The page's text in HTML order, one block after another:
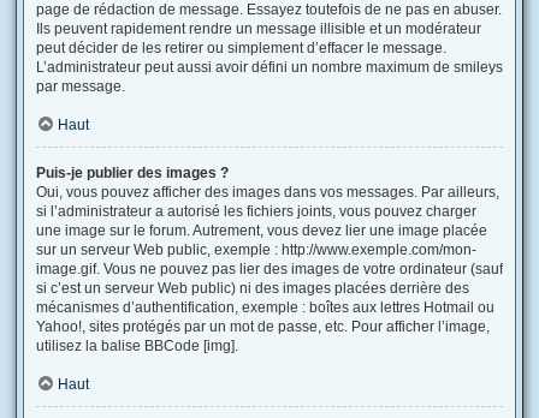
page de rédaction de message. Essayez toutefois de ne pas en abuser.
Ils peuvent rapidement rendre un message illisible et un modérateur
peut décider de les retirer ou simplement d’effacer le message.
L’administrateur peut aussi avoir défini un nombre maximum de smileys
par message.
Haut
Puis-je publier des images ?
Oui, vous pouvez afficher des images dans vos messages. Par ailleurs,
si l’administrateur a autorisé les fichiers joints, vous pouvez charger
une image sur le forum. Autrement, vous devez lier une image placée
sur un serveur Web public, exemple : http://www.exemple.com/mon-
image.gif. Vous ne pouvez pas lier des images de votre ordinateur (sauf
si c’est un serveur Web public) ni des images placées derrière des
mécanismes d’authentification, exemple : boîtes aux lettres Hotmail ou
Yahoo!, sites protégés par un mot de passe, etc. Pour afficher l’image,
utilisez la balise BBCode [img].
Haut